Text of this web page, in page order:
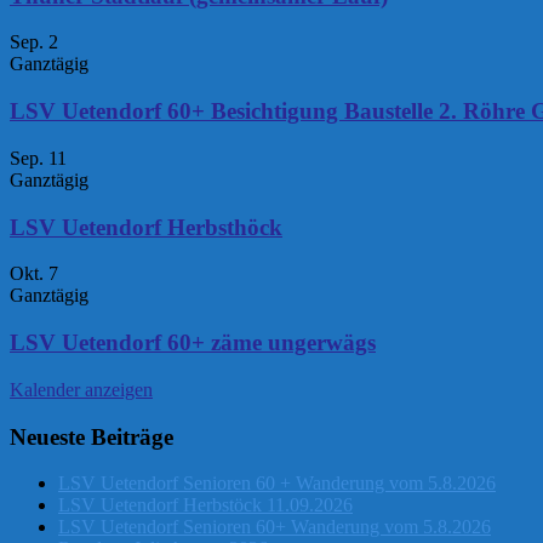
Sep. 2
Ganztägig
LSV Uetendorf 60+ Besichtigung Baustelle 2. Röhre
Sep. 11
Ganztägig
LSV Uetendorf Herbsthöck
Okt. 7
Ganztägig
LSV Uetendorf 60+ zäme ungerwägs
Kalender anzeigen
Neueste Beiträge
LSV Uetendorf Senioren 60 + Wanderung vom 5.8.2026
LSV Uetendorf Herbstöck 11.09.2026
LSV Uetendorf Senioren 60+ Wanderung vom 5.8.2026